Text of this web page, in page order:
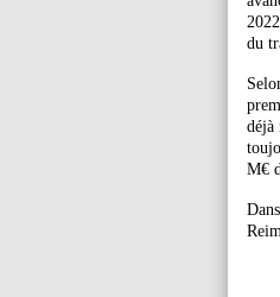
du
déjà
M€